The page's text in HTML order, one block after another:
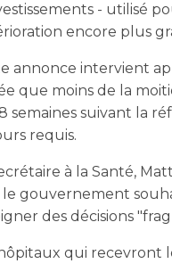
- utilisé
encore plus
annonce intervient
que moins de la
semaines suivant la
requis.
à la Santé,
gouvernement
des décisions
qui recevront